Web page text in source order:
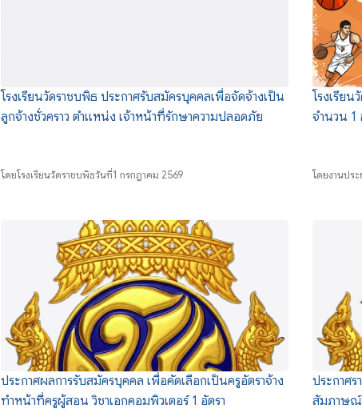
โรงเรียนวัดราชบพิธ ประกาศรับสมัครบุคคลเพื่อจัดจ้างเป็น
ลูกจ้างชั่วคราว ตำแหน่ง เจ้าหน้าที่รักษาความปลอดภัย
โดยโรงเรียนวัดราชบพิธวันที่1 กรกฎาคม 2569
โรงเรีย
จำนวน 1
โดยงานปร
ประกาศผลการรับสมัครบุคคล เพื่อคัดเลือกเป็นครูอัตราจ้าง
ทำหน้าที่ครูผู้สอน วิชาเอกคอมพิวเตอร์ 1 อัตรา
ประกาศ
สัมภาษณ์